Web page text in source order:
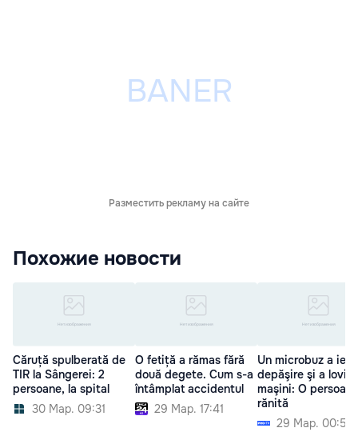
Разместить рекламу на сайте
Похожие новости
Căruță spulberată de
TIR la Sângerei: 2
persoane, la spital
30 Мар. 09:31
O fetiță a rămas fără
două degete. Cum s-a
întâmplat accidentul
29 Мар. 17:41
Un microbuz a
depăşire şi a lovit
maşini: O
rănită
29 Мар. 00:52